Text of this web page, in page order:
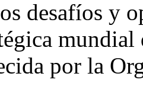
desafíos y
por la